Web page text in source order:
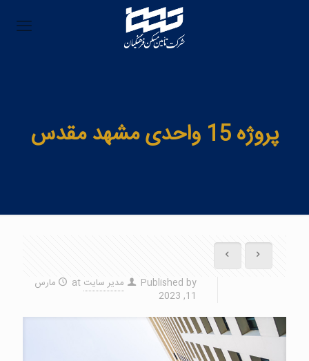
پروژه 15 واحدی مشهد مقدس
Published by مدیر سایت at
مارس
11, 2023